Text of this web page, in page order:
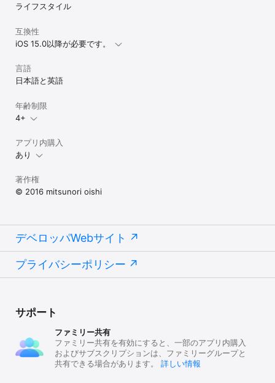
ライフスタイル
互換性
iOS 15.0以降が必要です。
言語
日本語と英語
年齢制限
4+
アプリ内購入
あり
著作権
© 2016 mitsunori oishi
デベロッパWebサイト
プライバシーポリシー
サポート
ファミリー共有
ファミリー共有を有効にすると、一部のアプリ内購入
およびサブスクリプションは、ファミリーグループと
共有できる場合があります。 詳しい情報